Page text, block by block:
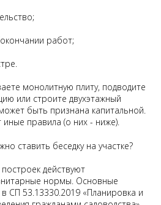
работ;
монолитную плиту, подводите
или строите двухэтажный
быть признана капитальной.
иные правила (о них - ниже).
ставить беседку на участке?
действуют
нормы. Основные
СП 53.13330.2019 «Планировка и